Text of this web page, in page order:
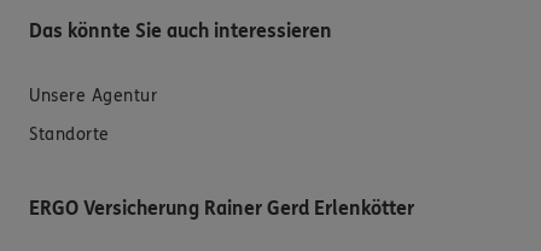
Das könnte Sie auch interessieren
Unsere Agentur
Standorte
ERGO Versicherung Rainer Gerd Erlenkötter